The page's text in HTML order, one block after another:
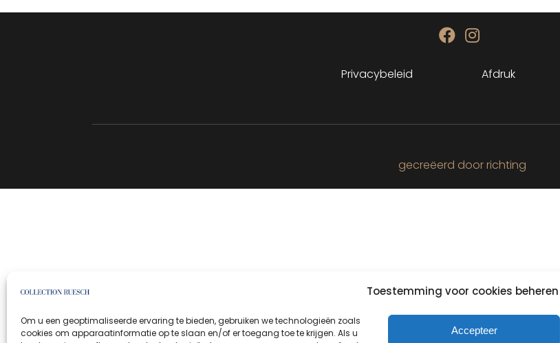
Toestemming voor cookies beheren
Om u een geoptimaliseerde ervaring te bieden, gebruiken we technologieën zoals
cookies om apparaatinformatie op te slaan en/of er toegang toe te krijgen. Als u
Accepteer
Privacybeleid Afdruk
gecreëerd door richting